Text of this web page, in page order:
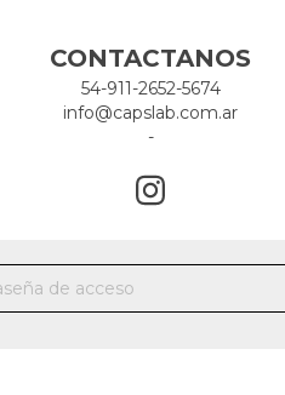
CONTACTANOS
54-911-2652-5674
info@capslab.com.ar
-